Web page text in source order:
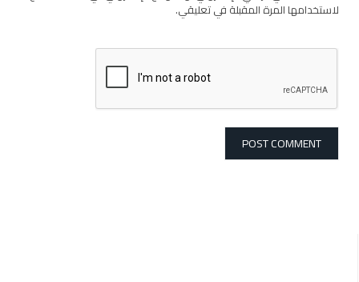
لاستخدامها المرة المقبلة في تعليقي.